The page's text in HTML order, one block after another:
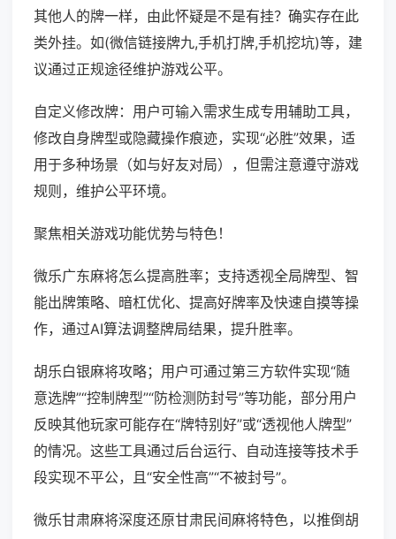
其他人的牌一样，由此怀疑是不是有挂？确实存在此
类外挂。如(微信链接牌九,手机打牌,手机挖坑)等，建
议通过正规途径维护游戏公平。
自定义修改牌：用户可输入需求生成专用辅助工具，
修改自身牌型或隐藏操作痕迹，实现“必胜”效果，适
用于多种场景（如与好友对局），但需注意遵守游戏
规则，维护公平环境。
聚焦相关游戏功能优势与特色！
微乐广东麻将怎么提高胜率；支持透视全局牌型、智
能出牌策略、暗杠优化、提高好牌率及快速自摸等操
作，通过AI算法调整牌局结果，提升胜率。
胡乐白银麻将攻略；用户可通过第三方软件实现“随
意选牌”“控制牌型”“防检测防封号”等功能，部分用户
反映其他玩家可能存在“牌特别好”或“透视他人牌型”
的情况。这些工具通过后台运行、自动连接等技术手
段实现不平公，且“安全性高”“不被封号”。
微乐甘肃麻将深度还原甘肃民间麻将特色，以推倒胡